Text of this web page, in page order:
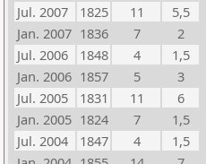
Jul. 2007
1825 11
5,5
Jan. 2007 1836 7
2
Jul. 2006
1848 4
1,5
Jan. 2006 1857 5
3
Jul. 2005
1831 11
6
Jan. 2005 1824 7
1,5
Jul. 2004
1847 4
1,5